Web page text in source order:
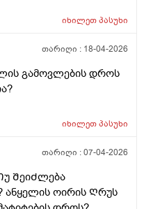
მქონდა
წარმონაქმნზე? ან
ისიც არ ვიცი რა
იხილეთპასუხი
თარიღი : 18-04-2026
გამოვლების დროს
იხილეთპასუხი
თარიღი :07-04-2026
ᲨეიᲫლება
ოირის Ღრუს